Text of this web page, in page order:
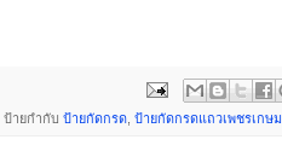
ป้ายกำกับ ป้ายกัดกรด ป้ายกัดกรดแถวเพชรเกษม